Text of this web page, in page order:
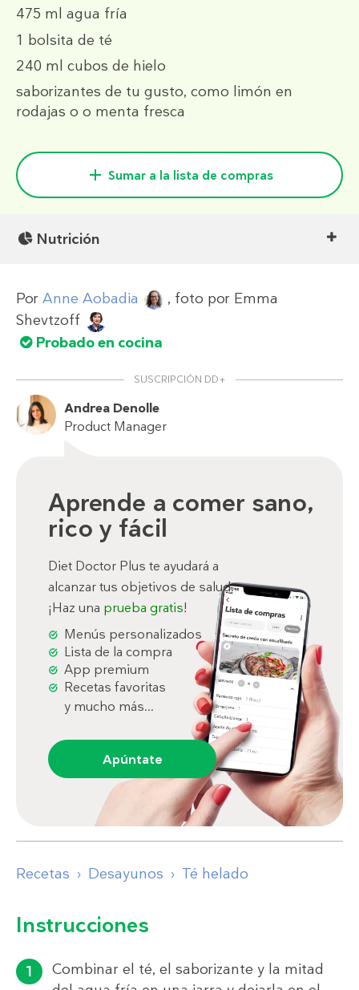
475 ml agua fría
1 bolsita de té
240 ml cubos de hielo
saborizantes de tu gusto, como limón en
rodajas o o menta fresca
Sumar a la lista de compras
Nutrición
Por Anne Aobadia , foto por Emma
Shevtzoff
Probado en cocina
SUSCRIPCIÓN DD+
Andrea Denolle
Product Manager
Aprende a comer sano,
rico y fácil
Diet Doctor Plus te ayudará a
alcanzar tus objetivos de salud.
¡Haz una prueba gratis!
Menús personalizados
Lista de la compra
App premium
Recetas favoritas
y mucho más...
Apúntate
Recetas Desayunos Té helado
Instrucciones
Combinar el té, el saborizante y la mitad